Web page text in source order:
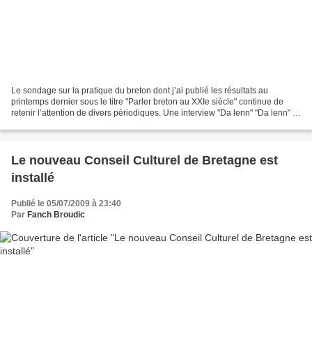
Le sondage sur la pratique du breton dont j’ai publié les résultats au
printemps dernier sous le titre "Parler breton au XXIe siècle" continue de
retenir l’attention de divers périodiques. Une interview "Da lenn" "Da lenn" (=
Le nouveau Conseil Culturel de Bretagne est
installé
Publié le 05/07/2009 à 23:40
Par Fanch Broudic